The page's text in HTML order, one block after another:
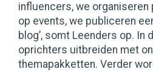
influencers, we organiseren
op events, we publiceren
blog’, somt Leenders op. In
oprichters uitbreiden met
themapakketten. Verder